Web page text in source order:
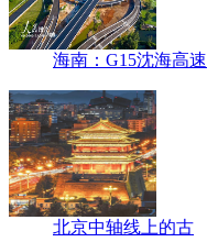
海南：G15沈海高速
北京中轴线上的古